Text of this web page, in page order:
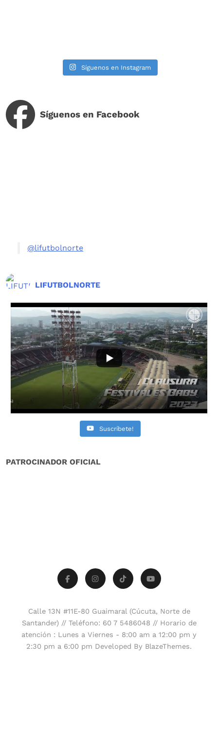
Síguenos en Instagram
Síguenos en Facebook
@lifutbolnorte
LIFUTBOLNORTE
Suscríbete!
PATROCINADOR OFICIAL
Calle 13N #11E-80 Guaimaral (Cúcuta, Norte de
Santander) // Teléfono: 60 7 5486048 // Horario de
atención : Lunes a Viernes - 8:00 am a 12:00 pm y
2:30 pm a 6:00 pm Developed By BlazeThemes.